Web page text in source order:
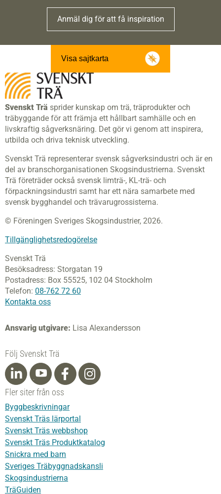
Anmäl dig för att få inspiration
Visa sajtkarta
Svenskt Trä sprider kunskap om trä, träprodukter och
träbyggande för att främja ett hållbart samhälle och en
livskraftig sågverksnäring. Det gör vi genom att inspirera,
utbilda och driva teknisk utveckling.
Svenskt Trä representerar svensk sågverksindustri och är en
del av branschorganisationen Skogsindustrierna. Svenskt
Trä företräder också svensk limträ-, KL-trä- och
förpackningsindustri samt har ett nära samarbete med
svensk bygghandel och trävarugrossisterna.
© Föreningen Sveriges Skogsindustrier, 2026.
Tillgänglighetsredogörelse
Svenskt Trä
Besöksadress: Storgatan 19
Postadress: Box 55525, 102 04 Stockholm
Telefon: 08-762 72 60
Kontakta oss
Ansvarig utgivare: Lisa Alexandersson
Följ Svenskt Trä
Fler siter från oss
Byggbeskrivningar
Svenskt Träs lärportal
Svenskt Träs webbshop
Svenskt Träs Produktkatalog
Snickra med barn
Sveriges Träbyggnadskansli
Skogsindustrierna
TräGuiden